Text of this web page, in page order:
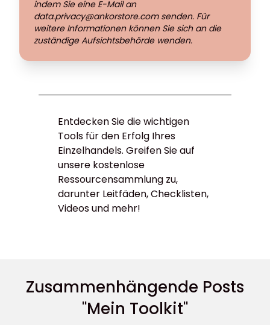
indem Sie eine E-Mail an
data.privacy@ankorstore.com senden. Für
weitere Informationen können Sie sich an die
zuständige Aufsichtsbehörde wenden.
Entdecken Sie die wichtigen
Tools für den Erfolg Ihres
Einzelhandels. Greifen Sie auf
unsere kostenlose
Ressourcensammlung zu,
darunter Leitfäden, Checklisten,
Videos und mehr!
Zusammenhängende Posts
"Mein Toolkit"